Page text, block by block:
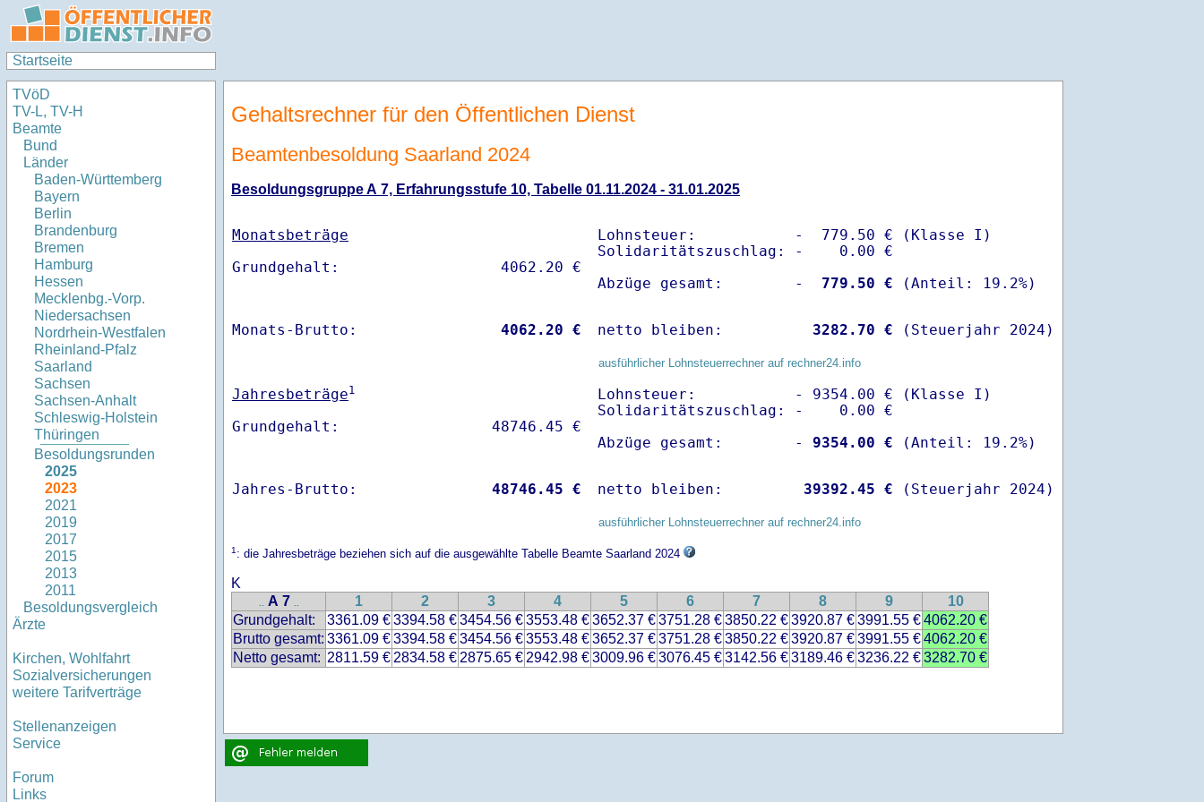
Startseite
TVöD
TV-L, TV-H
Beamte
Bund
Länder
Baden-Württemberg
Bayern
Berlin
Brandenburg
Bremen
Hamburg
Hessen
Mecklenbg.-Vorp.
Niedersachsen
Nordrhein-Westfalen
Rheinland-Pfalz
Saarland
Sachsen
Sachsen-Anhalt
Schleswig-Holstein
Thüringen
Besoldungsrunden
2025
2023
2021
2019
2017
2015
2013
2011
Besoldungsvergleich
Ärzte
Kirchen, Wohlfahrt
Sozialversicherungen
weitere Tarifverträge
Stellenanzeigen
Service
Forum
Links
Gehaltsrechner für den Öffentlichen Dienst
Beamtenbesoldung Saarland 2024
Besoldungsgruppe A 7, Erfahrungsstufe 10, Tabelle 01.11.2024 - 31.01.2025
Monatsbeträge
Lohnsteuer:           -  779.50 € (Klasse I)
Solidaritätszuschlag: -    0.00 €
Abzüge gesamt:        -
  779.50 €
Monats-Brutto: 4062.20 € netto bleiben: 3282.70 € (Steuerjahr 2024)
ausführlicher Lohnsteuerrechner auf rechner24.info
Jahresbeträge1
Lohnsteuer:           - 9354.00 € (Klasse I)
Solidaritätszuschlag: -    0.00 €
Abzüge gesamt:        -
9354.00 €
Jahres-Brutto: 48746.45 € netto bleiben: 39392.45 € (Steuerjahr 2024)
ausführlicher Lohnsteuerrechner auf rechner24.info
1: die Jahresbeträge beziehen sich auf die ausgewählte Tabelle Beamte Saarland 2024
K
.. A 7 .. 1 2 3 4 5 6 7 8 9
10
Grundgehalt:
3361.09 €3394.58 €3454.56 €3553.48 €3652.37 €3751.28 €3850.22 €3920.87 €3991.55 €4062.20 €
Brutto gesamt: 3361.09 €3394.58 €3454.56 €3553.48 €3652.37 €3751.28 €3850.22 €3920.87 €3991.55 €4062.20 €
Netto gesamt: 2811.59 € 2834.58 € 2875.65 € 2942.98 €3009.96 €3076.45 €3142.56 €3189.46 €3236.22 €3282.70 €